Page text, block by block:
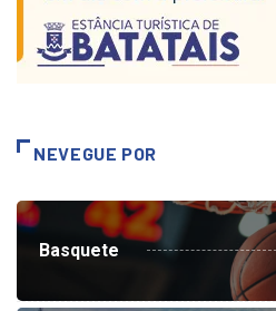
NEVEGUE POR
Basquete